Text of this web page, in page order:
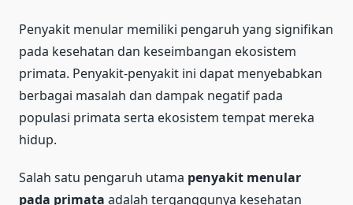
Penyakit menular memiliki pengaruh yang signifikan
pada kesehatan dan keseimbangan ekosistem
primata. Penyakit-penyakit ini dapat menyebabkan
berbagai masalah dan dampak negatif pada
populasi primata serta ekosistem tempat mereka
hidup.
Salah satu pengaruh utama penyakit menular
pada primata adalah terganggunya kesehatan